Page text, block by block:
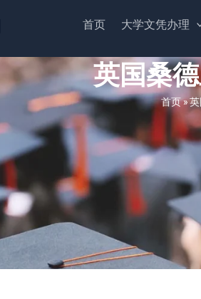
首页 大学文凭办理
英国桑
首页»